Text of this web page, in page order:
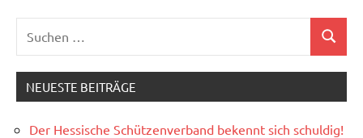
Suchen
NEUESTE BEITRÄGE
Der Hessische Schützenverband bekennt sich schuldig!